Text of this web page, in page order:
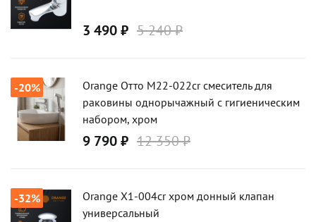
3 490 ₽ 5 240 ₽
-20%
Orange Отто M22-022cr смеситель для
раковины однорычажный с гигиеническим
набором, хром
9 790 ₽ 12 350 ₽
-32%
Orange X1-004сr хром донный клапан
универсальный